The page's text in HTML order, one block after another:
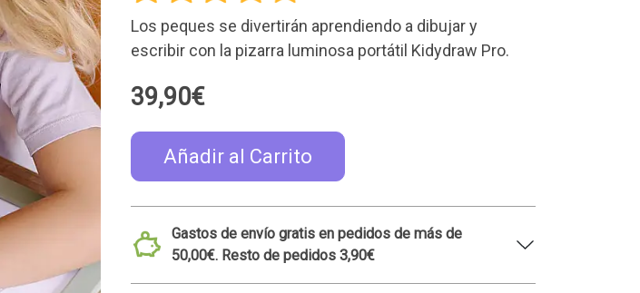
Los peques se divertirán aprendiendo a dibujar y
escribir con la pizarra luminosa portátil Kidydraw Pro.
39,90€
Añadir al Carrito
Gastos de envío gratis en pedidos de más de
50,00€. Resto de pedidos 3,90€